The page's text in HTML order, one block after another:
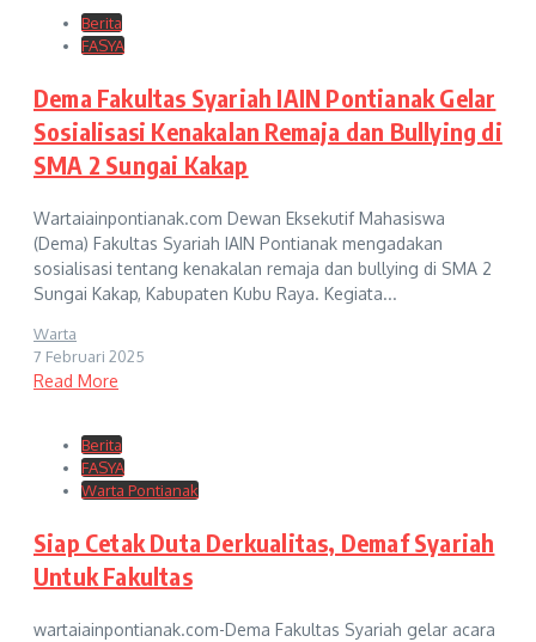
Berita
FASYA
Dema Fakultas Syariah IAIN Pontianak Gelar
Sosialisasi Kenakalan Remaja dan Bullying di
SMA 2 Sungai Kakap
Wartaiainpontianak.com Dewan Eksekutif Mahasiswa
(Dema) Fakultas Syariah IAIN Pontianak mengadakan
sosialisasi tentang kenakalan remaja dan bullying di SMA 2
Sungai Kakap, Kabupaten Kubu Raya. Kegiata...
Warta
7 Februari 2025
Read More
Berita
FASYA
Warta Pontianak
Siap Cetak Duta Derkualitas, Demaf Syariah
Untuk Fakultas
wartaiainpontianak.com-Dema Fakultas Syariah gelar acara